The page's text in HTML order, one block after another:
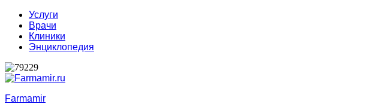
Услуги
Врачи
Клиники
Энциклопедия
Farmamir